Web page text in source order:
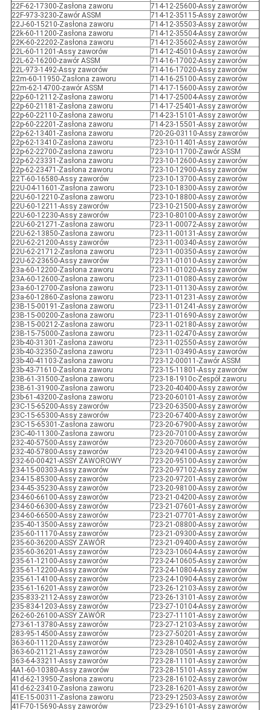
22F-62-17300-Zasłona zaworu
714-12-25600-Assy zaworów
22F-973-3230-Zawór ASSM
714-12-35115-Assy zaworów
22J-60-15210-Zasłona zaworu
714-12-35503-Assy zaworów
22k-60-11200-Zasłona zaworu
714-12-35504-Assy zaworów
22K-60-22202-Zasłona zaworu
714-12-35602-Assy zaworów
22L-60-11201-Assy zaworów
714-12-45010-Assy zaworów
22L-62-16200-zawór ASSM
714-16-17002-Assy zaworów
22L-973-1492-Assy zaworów
714-16-17020-Assy zaworów
22m-60-11950-Zasłona zaworu
714-16-25100-Assy zaworów
22m-62-14700-zawór ASSM
714-17-15600-Assy zaworów
22p-60-12112-Zasłona zaworu
714-17-25004-Assy zaworów
22p-60-21181-Zasłona zaworu
714-17-25401-Assy zaworów
22p-60-22110-Zasłona zaworu
714-23-15101-Assy zaworów
22p-60-22201-Zasłona zaworu
714-23-15501-Assy zaworów
22p-62-13401-Zasłona zaworu
720-2G-03110-Assy zaworów
22p-62-13410-Zasłona zaworu
723-10-11401-Assy zaworów
22p-62-22700-Zasłona zaworu
723-10-11700-Zawór ASSM
22p-62-23331-Zasłona zaworu
723-10-12600-Assy zaworów
22p-62-23471-Zasłona zaworu
723-10-12900-Assy zaworów
22T-60-16580-Assy zaworów
723-10-13700-Assy zaworów
22U-04-11601-Zasłona zaworu
723-10-18300-Assy zaworów
22U-60-12210-Zasłona zaworu
723-10-18800-Assy zaworów
22U-60-12211-Assy zaworów
723-10-21500-Assy zaworów
22U-60-12230-Assy zaworów
723-10-80100-Assy zaworów
22U-60-21271-Zasłona zaworu
723-11-00072-Assy zaworów
22U-62-13850-Zasłona zaworu
723-11-00131-Assy zaworów
22U-62-21200-Assy zaworów
723-11-00340-Assy zaworów
22U-62-21712-Zasłona zaworu
723-11-00350-Assy zaworów
22U-62-23650-Assy zaworów
723-11-01010-Assy zaworów
23a-60-12200-Zasłona zaworu
723-11-01020-Assy zaworów
23A-60-12600-Zasłona zaworu
723-11-01080-Assy zaworów
23a-60-12700-Zasłona zaworu
723-11-01130-Assy zaworów.
23a-60-12860-Zasłona zaworu
723-11-01231-Assy zaworów
23B-15-00191-Zasłona zaworu
723-11-01241-Assy zaworów
23B-15-00200-Zasłona zaworu
723-11-01690-Assy zaworów
23B-15-00212-Zasłona zaworu
723-11-02180-Assy zaworów
23B-15-75000-Zasłona zaworu
723-11-02470-Assy zaworów
23b-40-31301-Zasłona zaworu
723-11-02550-Assy zaworów
23b-40-32350-Zasłona zaworu
723-11-03490-Assy zaworów
23b-40-41103-Zasłona zaworu
723-12-00011-Zawór ASSM
23b-43-71610-Zasłona zaworu
723-15-11801-Assy zaworów
23B-61-31500-Zasłona zaworu
723-18-1910c-Zespół zaworu
23B-61-31900-Zasłona zaworu
723-20-40400-Assy zaworów
23b-61-43200-Zasłona zaworu
723-20-60101-Assy zaworów
23C-15-65200-Assy zaworów
723-20-63500-Assy zaworów
23C-15-65300-Assy zaworów
723-20-67400-Assy zaworów
23C-15-65301-Zasłona zaworu
723-20-67900-Assy zaworów
23C-40-11300-Zasłona zaworu
723-20-70100-Assy zaworów
232-40-57500-Assy zaworów
723-20-70600-Assy zaworów
232-40-57800-Assy zaworów
723-20-94100-Assy zaworów
232-60-00421-ASSY ZAWOROWY
723-20-95100-Assy zaworów
234-15-00303-Assy zaworów
723-20-97102-Assy zaworów
234-15-85300-Assy zaworów
723-20-97201-Assy zaworów
234-45-35230-Assy zaworów
723-20-98100-Assy zaworów
234-60-66100-Assy zaworów
723-21-04200-Assy zaworów
234-60-66300-Assy zaworów
723-21-07601-Assy zaworów
234-60-66500-Assy zaworów
723-21-07701-Assy zaworów
235-40-13500-Assy zaworów
723-21-08800-Assy zaworów
235-60-11170-Assy zaworów
723-21-09300-Assy zaworów
235-60-36200-ASSY ZAWÓR
723-21-09400-Assy zaworów
235-60-36201-Assy zaworów
723-23-10604-Assy zaworów
235-61-12100-Assy zaworów
723-24-10605-Assy zaworów
235-61-12200-Assy zaworów
723-24-10804-Assy zaworów
235-61-14100-Assy zaworów
723-24-10904-Assy zaworów
235-61-16201-Assy zaworów
723-26-12103-Assy zaworów
235-833-2112-Assy zaworów
723-26-13101-Assy zaworów
235-834-1203-Assy zaworów
723-27-10104-Assy zaworów
262-60-26100-ASSY ZAWÓR
723-27-11101-Assy zaworów
273-61-13780-Assy zaworów
723-27-12103-Assy zaworów
283-95-14500-Assy zaworów
723-27-50201-Assy zaworów
363-60-11120-Assy zaworów
723-28-10402-Assy zaworów
363-60-21121-Assy zaworów
723-28-10501-Assy zaworów
363-64-33211-Assy zaworów
723-28-11101-Assy zaworów
4A1-60-10380-Assy zaworów
723-28-15101-Assy zaworów
41d-62-13950-Zasłona zaworu
723-28-16102-Assy zaworów
41d-62-23410-Zasłona zaworu
723-28-16201-Assy zaworów
41E-15-00311-Zasłona zaworu
723-29-12503-Assy zaworów
41F-70-15690-Assy zaworów
723-29-16101-Assy zaworów